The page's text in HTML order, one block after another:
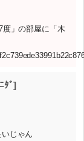
」の部屋に「木
ﾀﾞ]
じゃん